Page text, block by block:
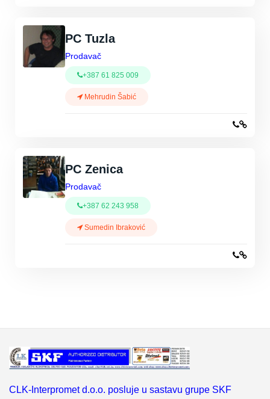
PC Tuzla
Prodavač
+387 61 825 009
Mehrudin Šabić
PC Zenica
Prodavač
+387 62 243 958
Sumedin Ibraković
CLK-Interpromet d.o.o. posluje u sastavu grupe SKF